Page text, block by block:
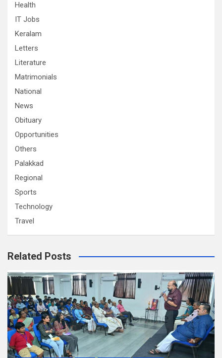
Health
IT Jobs
Keralam
Letters
Literature
Matrimonials
National
News
Obituary
Opportunities
Others
Palakkad
Regional
Sports
Technology
Travel
Related Posts